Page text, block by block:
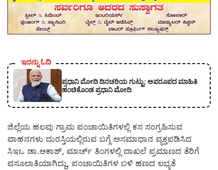
ಇದನ್ನು ಓದಿ
ಪ್ರಧಾನಿ ಮೋದಿ ದಿನಚರಿಯ ಗುಟ್ಟು: ಅಪರೂಪದ ಮಾಹಿತಿ
ಹಂಚಿಕೊಂಡ ಪ್ರಧಾನಿ ಮೋದಿ
ಜಿಲ್ಲೆಯ ಹಲವು ಗ್ರಾಮ ಪಂಚಾಯಿತಿಗಳಲ್ಲಿ ಕಸ ಸಂಗ್ರಹಿಸುವ
ವಾಹನಗಳು ದುರಸ್ತಿಯಲ್ಲಿರುವ ಬಗ್ಗೆ ಅಸಮಾಧಾನ ವ್ಯಕ್ತಪಡಿಸಿದ
ಸಿಇಒ ಡಾ.ಆಕಾಶ್, ಮಾರ್ಚ್ ತಿಂಗಳಲ್ಲಿ ದಾಖಲೆ ಪ್ರಮಾಣದ ತೆರಿಗೆ
ವಸೂಲಾತಿಯಾಗಿದ್ದು, ಪಂಚಾಯಿತಿಗಳ ಬಳಿ ಹಣದ ಲಭ್ಯತೆ